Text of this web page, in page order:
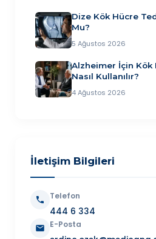
Dize Kök Hücre
Mu?
5 Ağustos 2026
Alzheimer İçin Kök
Nasıl Kullanılır?
4 Ağustos 2026
İletişim Bilgileri
Telefon
444 6 334
E-Posta